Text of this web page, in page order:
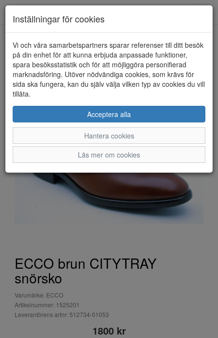
HEM ECCO
ECCO brun CITYTRAY
snörsko
Varumärke: ECCO
Artikelnummer: 1525201
Leverantörens artnr: 512734-01053
1800 kr
Inställningar för cookies
Vi och våra samarbetspartners sparar referenser till ditt besök
på din enhet för att kunna erbjuda anpassade funktioner,
spara besöksstatistik och för att möjliggöra personifierad
marknadsföring. Utöver nödvändiga cookies, som krävs för
sida ska fungera, kan du själv välja vilken typ av cookies du vill
tillåta.
Acceptera alla
Hantera cookies
Läs mer om cookies